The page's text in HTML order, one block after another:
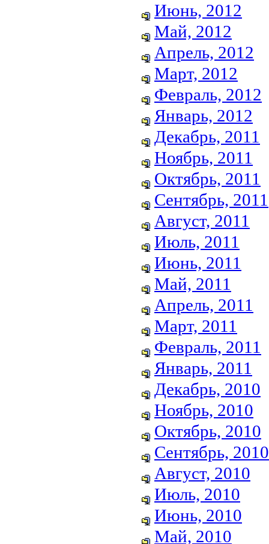
Июнь, 2012
Май, 2012
Апрель, 2012
Март, 2012
Февраль, 2012
Январь, 2012
Декабрь, 2011
Ноябрь, 2011
Октябрь, 2011
Сентябрь, 2011
Август, 2011
Июль, 2011
Июнь, 2011
Май, 2011
Апрель, 2011
Март, 2011
Февраль, 2011
Январь, 2011
Декабрь, 2010
Ноябрь, 2010
Октябрь, 2010
Сентябрь, 2010
Август, 2010
Июль, 2010
Июнь, 2010
Май, 2010